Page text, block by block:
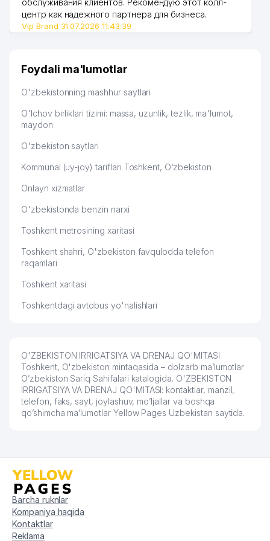
49
O'ZBEKISTON RESPUBLIKASI OLIY
SUDI
51 URANKAMYOBMETGEOLOGIYA AJ
52 TELESET ALFA MChJ
53 SERTIKA PRODAKTION MChJ 227 м
54 TELECOM BUILDING MChJ
55
FUQAROLIK ISHLARI BO'YICHA
58
STAR EXPRESS MChJ TOSHKENT
SHAHAR FILIALI
235 м
59 ERMENEGILDO ZEGNA MChJ
60 SILVER GOLD PRINT MChJ
62 TEXNOSTANDART-NEO MChJ 243 м
63 INFRA FINANCE MChJ 245 м
64 EUROPA EXCLUSIVE MChJ 245 м
JDANOV DMITRIY YAKKA
TARTIBDAGI TADBIRKOR
67 ITTIFOQ MEDIA MChJ
68 KABARE TRADING MChJ
обслуживания клиентов. Рекомендую этот колл-
центр как надежного партнера для бизнеса.
Vip Brand 31.07.2026 11:43:39
Foydali ma'lumotlar
O'zbekistonning mashhur saytlari
O'lchov birliklari tizimi: massa, uzunlik, tezlik, ma'lumot,
maydon
O'zbekiston saytlari
Kommunal (uy-joy) tariflari Toshkent, O‘zbekiston
Onlayn xizmatlar
O'zbekistonda benzin narxi
Toshkent metrosining xaritasi
Toshkent shahri, O'zbekiston favqulodda telefon
raqamlari
Toshkent xaritasi
Toshkentdagi avtobus yo'nalishlari
O'ZBEKISTON IRRIGATSIYA VA DRENAJ QO'MITASI
Toshkent, O'zbekiston mintaqasida – dolzarb ma’lumotlar
O’zbekiston Sariq Sahifalari katalogida. O'ZBEKISTON
IRRIGATSIYA VA DRENAJ QO'MITASI: kontaktlar, manzil,
telefon, faks, sayt, joylashuv, mo’ljallar va boshqa
qo’shimcha ma’lumotlar Yellow Pages Uzbekistan saytida.
Barcha ruknlar
Kompaniya haqida
Kontaktlar
Reklama